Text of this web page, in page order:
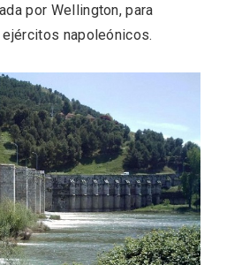
por Wellington, para
napoleónicos.
en Moradillo de